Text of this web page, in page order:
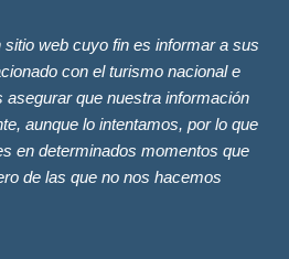
web cuyo fin es informar a sus
con el turismo nacional e
asegurar que nuestra información
aunque lo intentamos, por lo que
en determinados momentos que
de las que no nos hacemos